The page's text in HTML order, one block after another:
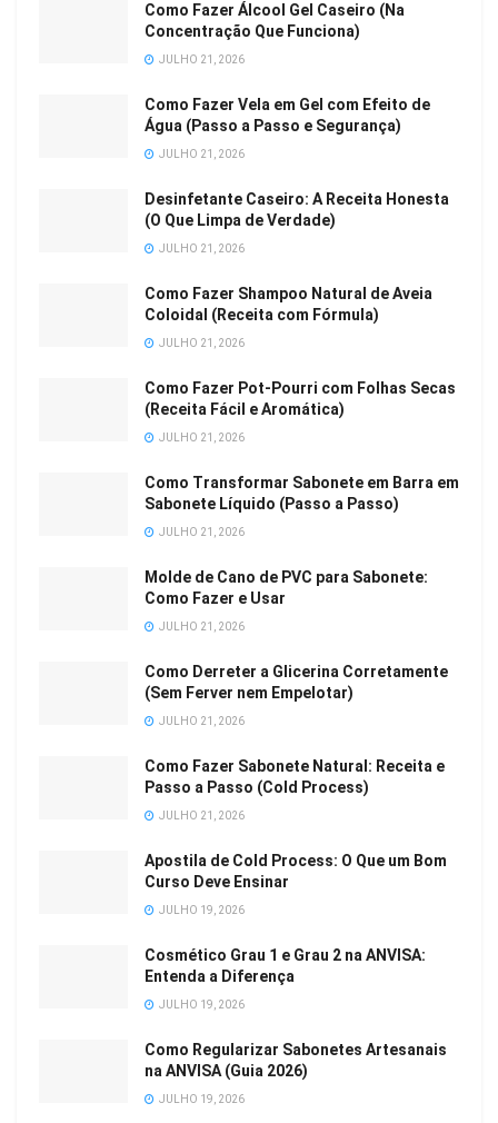
Como Fazer Álcool Gel Caseiro (Na
Concentração Que Funciona)
JULHO 21, 2026
Como Fazer Vela em Gel com Efeito de
Água (Passo a Passo e Segurança)
JULHO 21, 2026
Desinfetante Caseiro: A Receita Honesta
(O Que Limpa de Verdade)
JULHO 21, 2026
Como Fazer Shampoo Natural de Aveia
Coloidal (Receita com Fórmula)
JULHO 21, 2026
Como Fazer Pot-Pourri com Folhas Secas
(Receita Fácil e Aromática)
JULHO 21, 2026
Como Transformar Sabonete em Barra em
Sabonete Líquido (Passo a Passo)
JULHO 21, 2026
Molde de Cano de PVC para Sabonete:
Como Fazer e Usar
JULHO 21, 2026
Como Derreter a Glicerina Corretamente
(Sem Ferver nem Empelotar)
JULHO 21, 2026
Como Fazer Sabonete Natural: Receita e
Passo a Passo (Cold Process)
JULHO 21, 2026
Apostila de Cold Process: O Que um Bom
Curso Deve Ensinar
JULHO 19, 2026
Cosmético Grau 1 e Grau 2 na ANVISA:
Entenda a Diferença
JULHO 19, 2026
Como Regularizar Sabonetes Artesanais
na ANVISA (Guia 2026)
JULHO 19, 2026